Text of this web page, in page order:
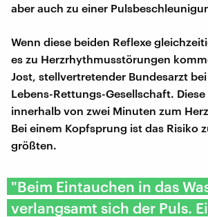
aber auch zu einer
Wenn diese beiden Reflexe
es zu Herzrhythmusstörungen
Jost, stellvertretender Bundesarzt
Lebens-Rettungs-Gesellschaft.
innerhalb von zwei Minuten zum
Bei einem Kopfsprung ist das Risiko
größten.
"Beim Eintauchen in das
verlangsamt sich der Puls.